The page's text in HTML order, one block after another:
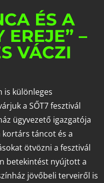
ÉS A
EREJE” –
VÁCZI
is különleges
a SŐT7 fesztivál
ügyvezető igazgatója
táncot és a
ötvözni a fesztivál
betekintést nyújtott a
jövőbeli terveiről is